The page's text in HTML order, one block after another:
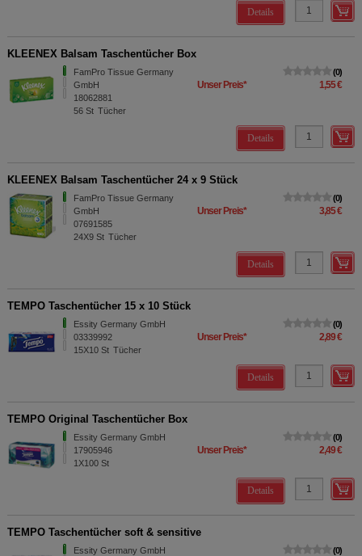
Details
KLEENEX Balsam Taschentücher Box
FamPro Tissue Germany
GmbH
18062881
56 St Tücher
0
Unser Preis* 1,55 €
Details
KLEENEX Balsam Taschentücher 24 x 9 Stück
FamPro Tissue Germany
GmbH
07691585
24X9 St Tücher
0
Unser Preis* 3,85 €
Details
TEMPO Taschentücher 15 x 10 Stück
Essity Germany GmbH
03339992
15X10 St Tücher
0
Unser Preis* 2,89 €
Details
TEMPO Original Taschentücher Box
Essity Germany GmbH
17905946
1X100 St
0
Unser Preis* 2,49 €
Details
TEMPO Taschentücher soft & sensitive
Essity Germany GmbH
0